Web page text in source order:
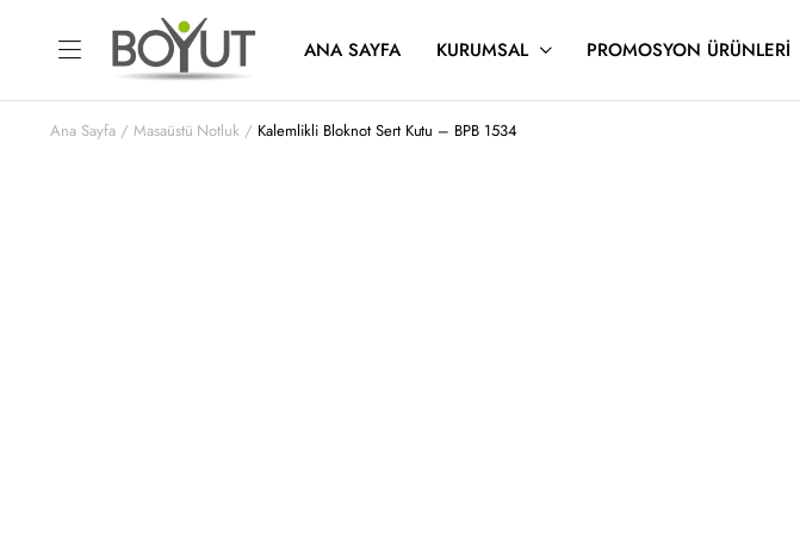
ANA SAYFA KURUMSAL PROMOSYON ÜRÜNLERI
Ana Sayfa Masaüstü Notluk Kalemlikli Bloknot Sert Kutu – BPB 1534